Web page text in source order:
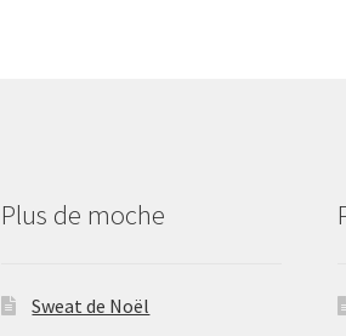
Plus de moche
Sweat de Noël